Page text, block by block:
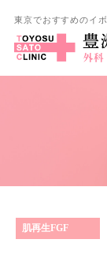
東京でおすすめのイ
肌再生FGF